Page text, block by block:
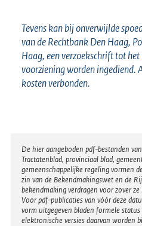
Tevens kan bij onverwijlde
van de Rechtbank Den Haag,
Haag, een verzoekschrift tot
voorziening worden ingediend.
kosten verbonden.
Disclaimer
De hier aangeboden pdf-bestanden
Tractatenblad, provinciaal blad,
gemeenschappelijke regeling vormen
zin van de Bekendmakingswet en de
bekendmaking verdragen voor zover
Voor pdf-publicaties van vóór deze
vorm uitgegeven bladen formele
elektronische versies daarvan worden